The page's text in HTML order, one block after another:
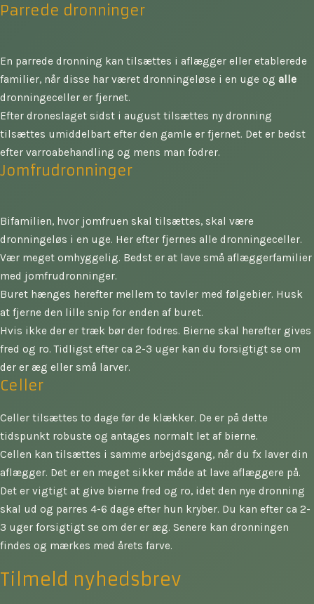
Parrede dronninger
En parrede dronning kan tilsættes i aflægger eller etablerede
familier, når disse har været dronningeløse i en uge og alle
dronningeceller er fjernet.
Efter droneslaget sidst i august tilsættes ny dronning
tilsættes umiddelbart efter den gamle er fjernet. Det er bedst
efter varroabehandling og mens man fodrer.
Jomfrudronninger
Bifamilien, hvor jomfruen skal tilsættes, skal være
dronningeløs i en uge. Her efter fjernes alle dronningeceller.
Vær meget omhyggelig. Bedst er at lave små aflæggerfamilier
med jomfrudronninger.
Buret hænges herefter mellem to tavler med følgebier. Husk
at fjerne den lille snip for enden af buret.
Hvis ikke der er træk bør der fodres. Bierne skal herefter gives
fred og ro. Tidligst efter ca 2-3 uger kan du forsigtigt se om
der er æg eller små larver.
Celler
Celler tilsættes to dage før de klækker. De er på dette
tidspunkt robuste og antages normalt let af bierne.
Cellen kan tilsættes i samme arbejdsgang, når du fx laver din
aflægger. Det er en meget sikker måde at lave aflæggere på.
Det er vigtigt at give bierne fred og ro, idet den nye dronning
skal ud og parres 4-6 dage efter hun kryber. Du kan efter ca 2-
3 uger forsigtigt se om der er æg. Senere kan dronningen
findes og mærkes med årets farve.
Tilmeld nyhedsbrev